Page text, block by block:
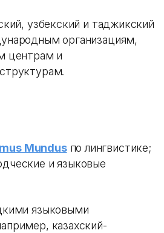
узбекский и таджикский
организациям,
центрам и
Mundusпо лингвистике;
и языковые
языковыми
казахский-